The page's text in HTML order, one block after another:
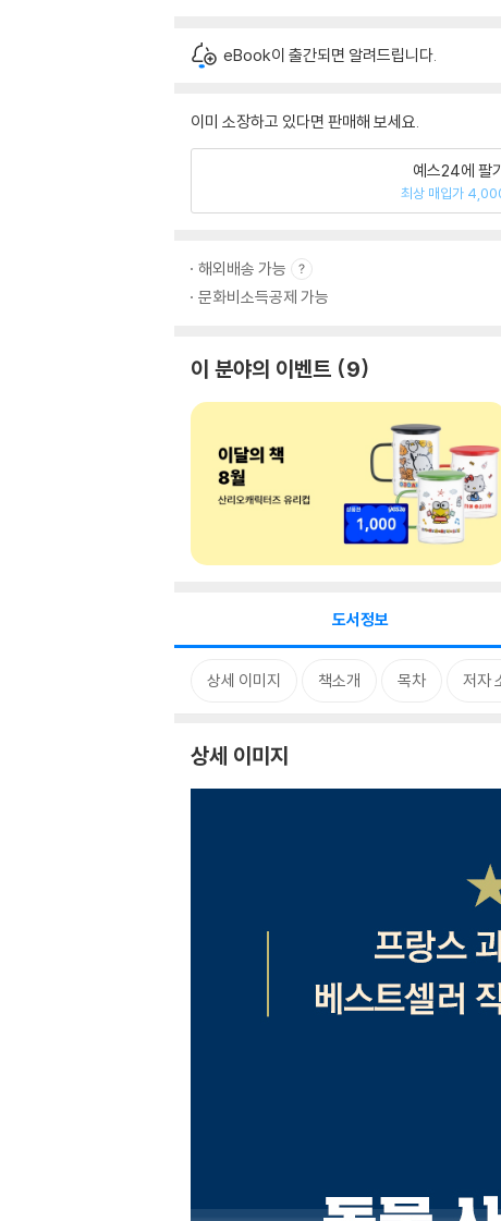
eBook이 출간되면 알려드립니다.
이미 소장하고 있다면 판매해 보세요.
예스24에 팔
최상 매입가
해외배송 가능
문화비소득공제 가능
이 분야의 이벤트 9
도서정보
상세 이미지 책소개 목차 저자
상세 이미지